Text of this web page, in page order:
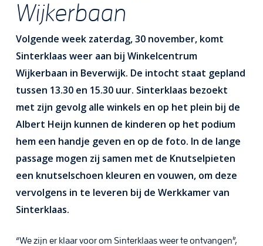
Wijkerbaan
Volgende week zaterdag, 30 november, komt
Sinterklaas weer aan bij Winkelcentrum
Wijkerbaan in Beverwijk. De intocht staat gepland
tussen 13.30 en 15.30 uur. Sinterklaas bezoekt
met zijn gevolg alle winkels en op het plein bij de
Albert Heijn kunnen de kinderen op het podium
hem een handje geven en op de foto. In de lange
passage mogen zij samen met de Knutselpieten
een knutselschoen kleuren en vouwen, om deze
vervolgens in te leveren bij de Werkkamer van
Sinterklaas.
“We zijn er klaar voor om Sinterklaas weer te ontvangen”,